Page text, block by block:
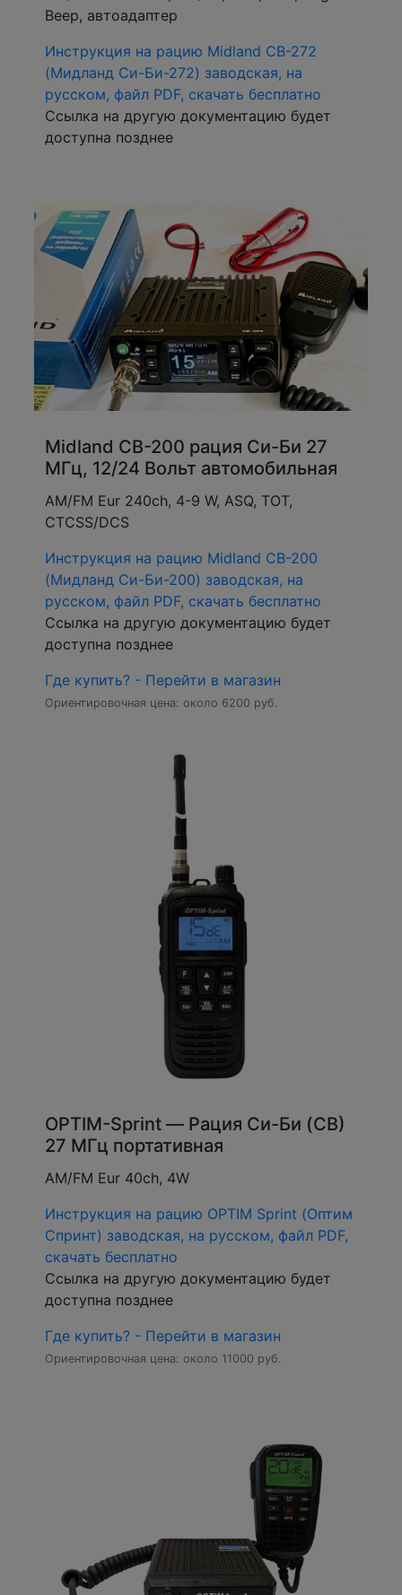
Beep, автоадаптер
Инструкция на рацию Midland CB-272
(Мидланд Си-Би-272) заводская, на
русском, файл PDF, скачать бесплатно
Ссылка на другую документацию будет
доступна позднее
Midland CB-200 рация Си-Би 27
МГц, 12/24 Вольт автомобильная
AM/FM Eur 240ch, 4-9 W, ASQ, TOT,
CTCSS/DCS
Инструкция на рацию Midland CB-200
(Мидланд Си-Би-200) заводская, на
русском, файл PDF, скачать бесплатно
Ссылка на другую документацию будет
доступна позднее
Где купить? - Перейти в магазин
Ориентировочная цена: около 6200 руб.
OPTIM-Sprint — Рация Си-Би (CB)
27 МГц портативная
AM/FM Eur 40ch, 4W
Инструкция на рацию OPTIM Sprint (Оптим
Спринт) заводская, на русском, файл PDF,
скачать бесплатно
Ссылка на другую документацию будет
доступна позднее
Где купить? - Перейти в магазин
Ориентировочная цена: около 11000 руб.